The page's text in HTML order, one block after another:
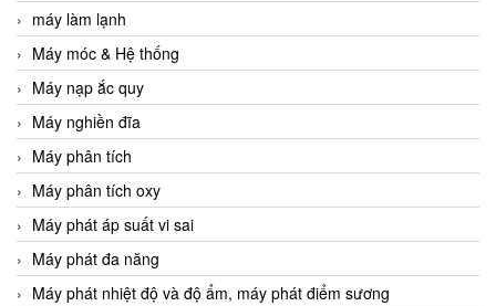
máy làm lạnh
Máy móc & Hệ thống
Máy nạp ắc quy
Máy nghiền đĩa
Máy phân tích
Máy phân tích oxy
Máy phát áp suất vi sai
Máy phát đa năng
Máy phát nhiệt độ và độ ẩm, máy phát điểm sương